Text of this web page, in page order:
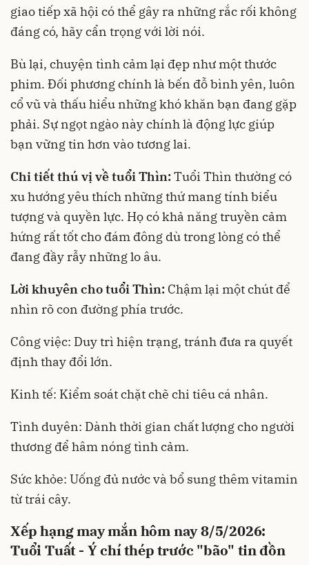
giao tiếp xã hội có thể gây ra những rắc rối không
đáng có, hãy cẩn trọng với lời nói.
Bù lại, chuyện tình cảm lại đẹp như một thước
phim. Đối phương chính là bến đỗ bình yên, luôn
cổ vũ và thấu hiểu những khó khăn bạn đang gặp
phải. Sự ngọt ngào này chính là động lực giúp
bạn vững tin hơn vào tương lai.
Chi tiết thú vị về tuổi Thìn:Tuổi Thìn thường có
xu hướng yêu thích những thứ mang tính biểu
tượng và quyền lực. Họ có khả năng truyền cảm
hứng rất tốt cho đám đông dù trong lòng có thể
đang đầy rẫy những lo âu.
Lời khuyên cho tuổi Thìn: Chậm lại một chút để
nhìn rõ con đường phía trước.
Công việc: Duy trì hiện trạng, tránh đưa ra quyết
định thay đổi lớn.
Kinh tế: Kiểm soát chặt chẽ chi tiêu cá nhân.
Tình duyên: Dành thời gian chất lượng cho người
thương để hâm nóng tình cảm.
Sức khỏe: Uống đủ nước và bổ sung thêm vitamin
từ trái cây.
Xếp hạng may mắn hôm nay 8/5/2026:
Tuổi Tuất - Ý chí thép trước "bão" tin đồn